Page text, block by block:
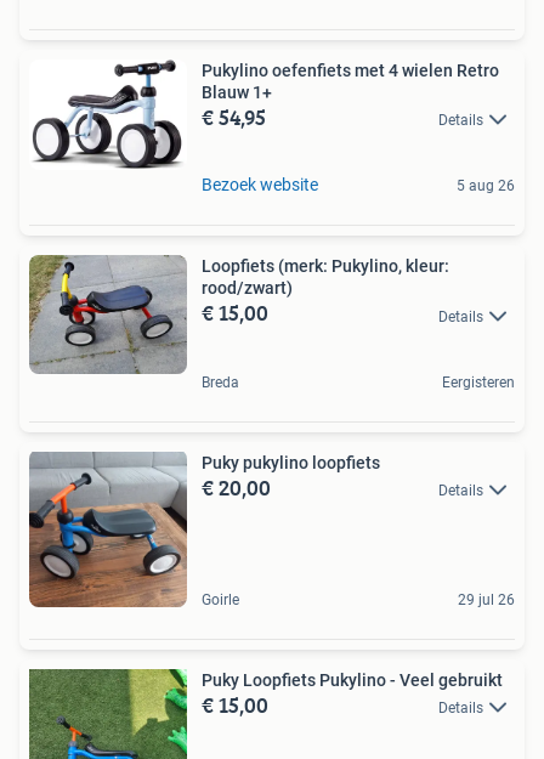
Pukylino oefenfiets met 4 wielen Retro
Blauw 1+
€ 54,95 Details
Bezoek website 5 aug 26
Loopfiets (merk: Pukylino, kleur:
rood/zwart)
€ 15,00 Details
Breda Eergisteren
Puky pukylino loopfiets
€ 20,00 Details
Goirle 29 jul 26
Puky Loopfiets Pukylino - Veel gebruikt
€ 15,00 Details